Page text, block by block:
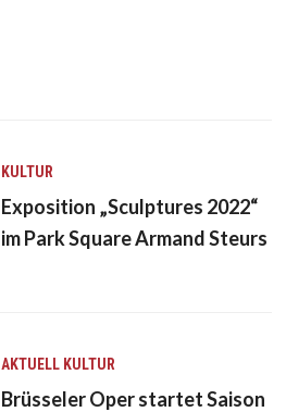
KULTUR
Exposition „Sculptures 2022“
im Park Square Armand Steurs
AKTUELL KULTUR
Brüsseler Oper startet Saison